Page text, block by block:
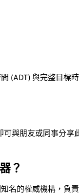
(ADT) 與完整目標
與朋友或同事分享
？
名的權威機構，負